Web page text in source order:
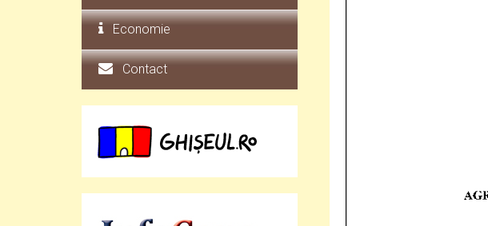
Economie
Contact